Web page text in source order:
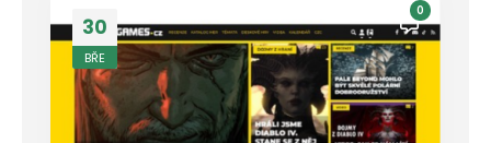
30
BŘE
0